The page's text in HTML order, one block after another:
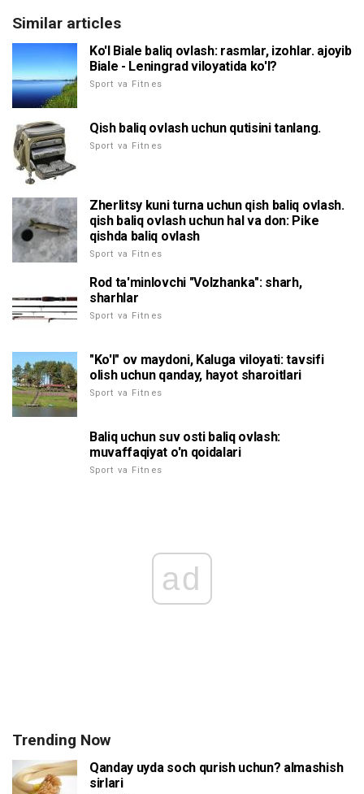
Similar articles
Ko'l Biale baliq ovlash: rasmlar, izohlar. ajoyib
Biale - Leningrad viloyatida ko'l?
Sport va Fitnes
Qish baliq ovlash uchun qutisini tanlang.
Sport va Fitnes
Zherlitsy kuni turna uchun qish baliq ovlash.
qish baliq ovlash uchun hal va don: Pike
qishda baliq ovlash
Sport va Fitnes
Rod ta'minlovchi "Volzhanka": sharh,
sharhlar
Sport va Fitnes
"Ko'l" ov maydoni, Kaluga viloyati: tavsifi
olish uchun qanday, hayot sharoitlari
Sport va Fitnes
Baliq uchun suv osti baliq ovlash:
muvaffaqiyat o'n qoidalari
Sport va Fitnes
ad
Trending Now
Qanday uyda soch qurish uchun? almashish
sirlari